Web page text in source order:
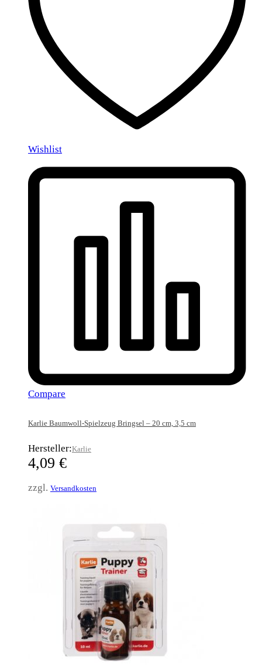
Wishlist
Compare
Karlie Baumwoll-Spielzeug Bringsel – 20 cm, 3,5 cm
Hersteller:Karlie
4,09 €
zzgl. Versandkosten